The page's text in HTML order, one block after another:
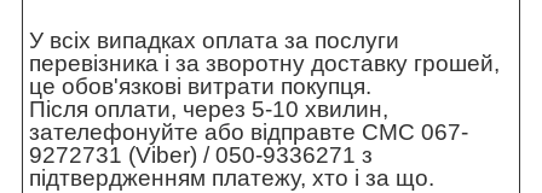
У всіх випадках оплата за послуги
перевізника і за зворотну доставку грошей,
це обов'язкові витрати покупця.
Після оплати, через 5-10 хвилин,
зателефонуйте або відправте СМС 067-
9272731 (Viber) / 050-9336271 з
підтвердженням платежу, хто і за що.